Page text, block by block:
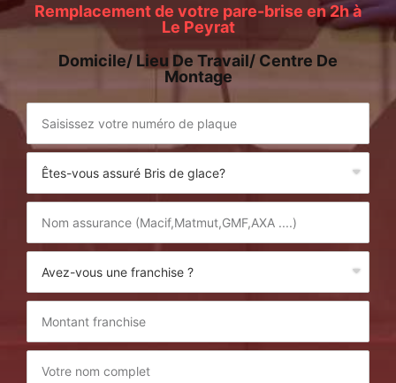
Remplacement de votre pare-brise en 2h à
Le Peyrat
Domicile/ Lieu De Travail/ Centre De
Montage